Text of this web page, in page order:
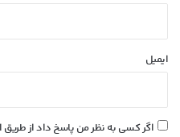
ایمیل
اگر کسی به نظر من پاسخ داد از طریق